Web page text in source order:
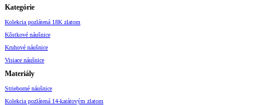
Kategórie
Kolekcia pozlátená 18K zlatom
Kôstkové náušnice
Kruhové náušnice
Visiace náušnice
Materiály
Strieborné náušnice
Kolekcia pozlátená 14-karátovým zlatom